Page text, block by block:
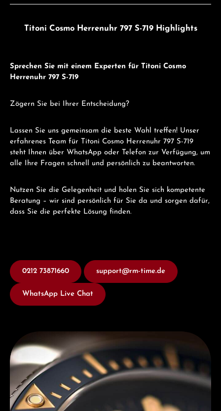
Titoni Cosmo Herrenuhr 797 S-719 Highlights
Sprechen Sie mit einem Experten für Titoni Cosmo
Herrenuhr 797 S-719
Zögern Sie bei Ihrer Entscheidung?
Lassen Sie uns gemeinsam die beste Wahl treffen! Unser
erfahrenes Team für Titoni Cosmo Herrenuhr 797 S-719
steht Ihnen über WhatsApp oder Telefon zur Verfügung, um
alle Ihre Fragen schnell und persönlich zu beantworten.
Nutzen Sie die Gelegenheit und holen Sie sich kompetente
Beratung – wir sind persönlich für Sie da und sorgen dafür,
dass Sie die perfekte Lösung finden.
0212 73871660 support@rm-time.de
WhatsApp Live Chat
Entdecken Sie Titoni